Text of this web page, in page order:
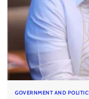
GOVERNMENT AND